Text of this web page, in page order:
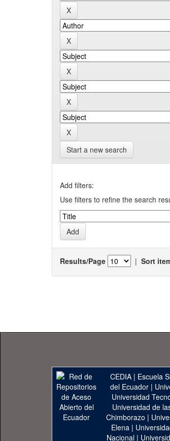
Start a new search
Add filters:
Use filters to refine the search
Results/Page | Sort
CEDIA | Escuela
del Ecuador|
Universidad
Universidad de
Chimborazo |
Elena |
Nacional |